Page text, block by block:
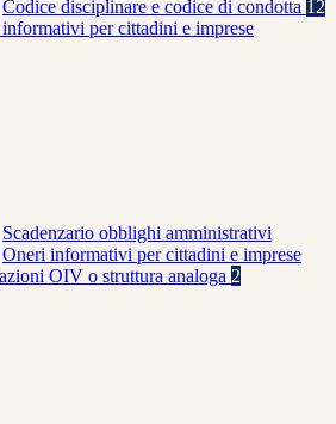
Codice disciplinare e codice di condotta 12
per cittadini e imprese
Scadenzario obblighi amministrativi
Oneri informativi per cittadini e imprese
OIV o struttura analoga 2